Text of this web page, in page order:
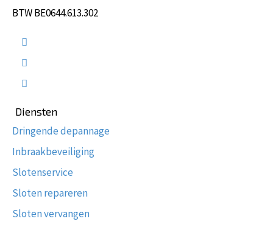
BTW BE0644.613.302
Diensten
Dringende depannage
Inbraakbeveiliging
Slotenservice
Sloten repareren
Sloten vervangen